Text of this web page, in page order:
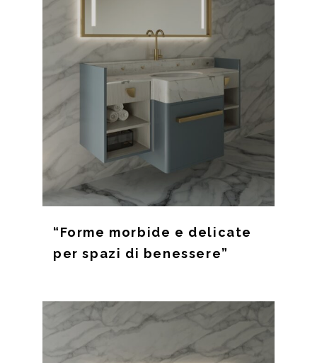
“Forme morbide e delicate
per spazi di benessere”